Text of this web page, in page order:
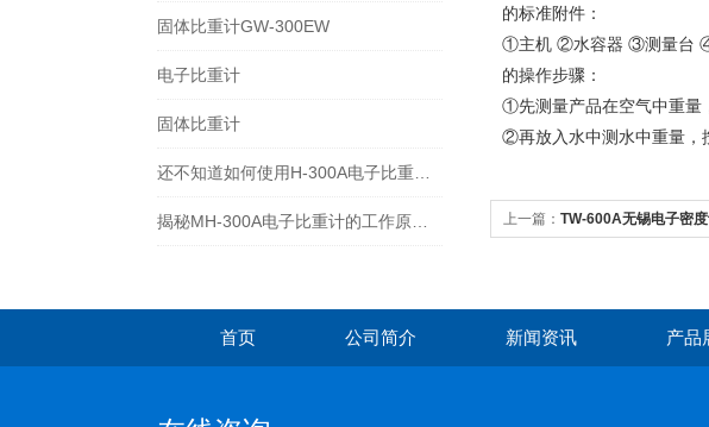
固体比重计GW-300EW
电子比重计
固体比重计
的标准附件：
①主机 ②水容器 ③测量台
的操作步骤：
①先测量产品在空气中重量
②再放入水中测水中重量，
上一篇： TW-600A无锡电子密
首页 公司简介 新闻资讯 产品